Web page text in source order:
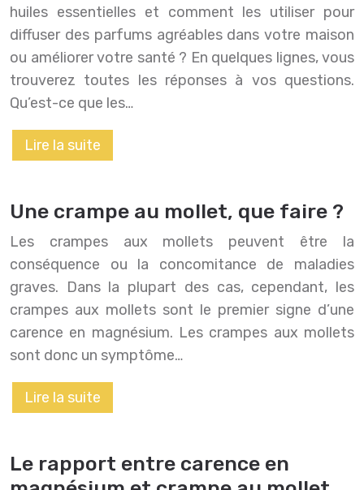
huiles essentielles et comment les utiliser pour
diffuser des parfums agréables dans votre maison
ou améliorer votre santé ? En quelques lignes, vous
trouverez toutes les réponses à vos questions.
Qu’est-ce que les…
Lire la suite
Une crampe au mollet, que faire ?
Les crampes aux mollets peuvent être la
conséquence ou la concomitance de maladies
graves. Dans la plupart des cas, cependant, les
crampes aux mollets sont le premier signe d’une
carence en magnésium. Les crampes aux mollets
sont donc un symptôme…
Lire la suite
Le rapport entre carence en